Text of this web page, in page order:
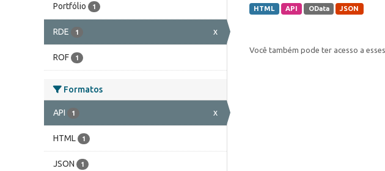
Portfólio 1
RDE 1 x
ROF 1
Formatos
API 1 x
HTML 1
JSON 1
HTML API OData JSON
Você também pode ter acesso a